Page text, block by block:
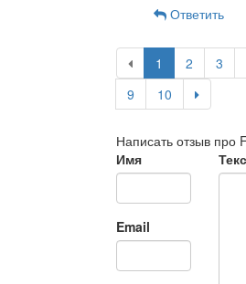
Ответить
1 2 3
9
10
Написать отзыв про
Имя
Email